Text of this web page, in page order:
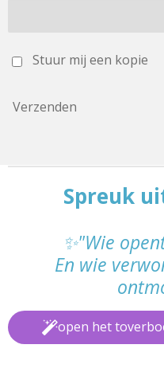
Stuur mij een kopie
Verzenden
Spreuk
✨"Wie
En wie
open het